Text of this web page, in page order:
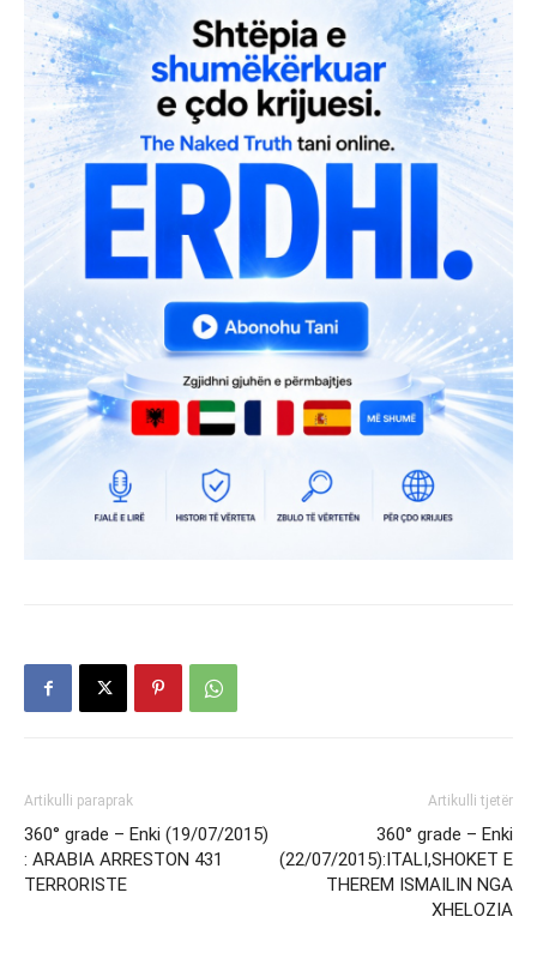
Artikulli paraprak
360° grade – Enki (19/07/2015)
: ARABIA ARRESTON 431
TERRORISTE
Artikulli tjetër
360° grade – Enki
(22/07/2015):ITALI,SHOKET E
THEREM ISMAILIN NGA
XHELOZIA